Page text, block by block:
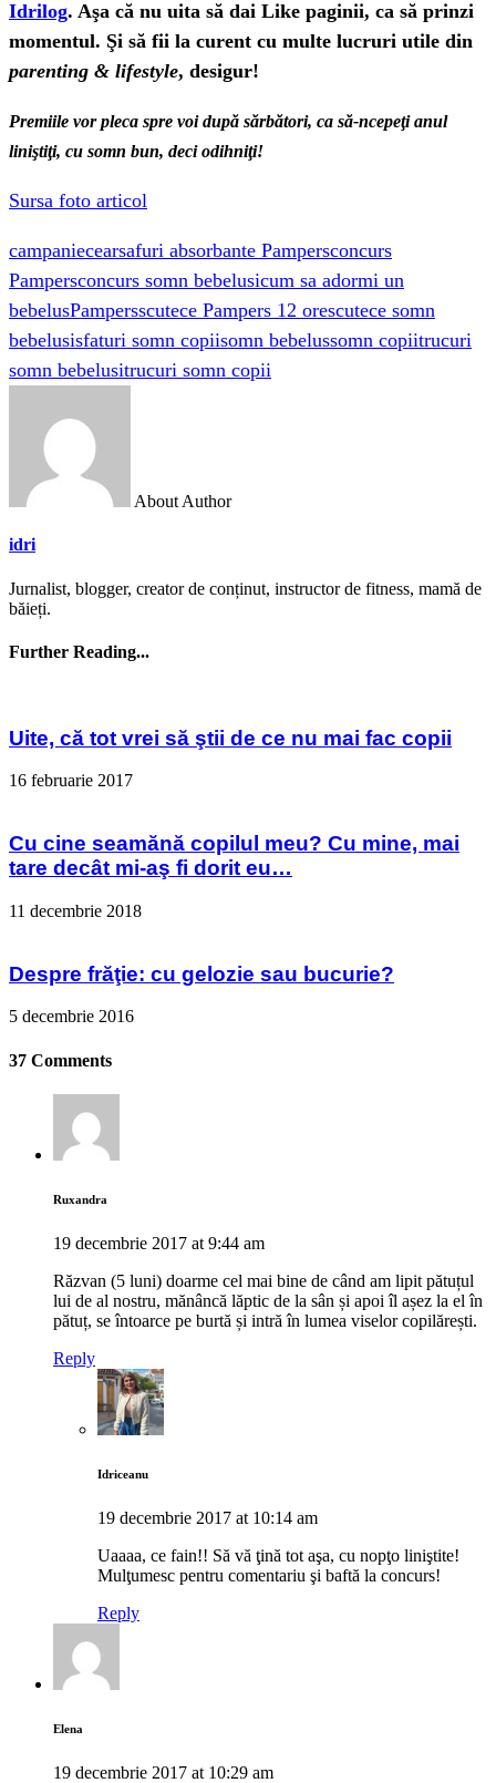
Idrilog. Aşa că nu uita să dai Like paginii, ca să prinzi
momentul. Şi să fii la curent cu multe lucruri utile din
parenting & lifestyle, desigur!
Premiile vor pleca spre voi după sărbători, ca să-ncepeţi anul
liniştiţi, cu somn bun, deci odihniţi!
Sursa foto articol
campaniecearsafuri absorbante Pampersconcurs
Pampersconcurs somn bebelusicum sa adormi un
bebelusPampersscutece Pampers 12 orescutece somn
bebelusisfaturi somn copiisomn bebelussomn copiitrucuri
somn bebelusitrucuri somn copii
About Author
idri
Jurnalist, blogger, creator de conținut, instructor de fitness, mamă de
băieți.
Further Reading...
Uite, că tot vrei să ştii de ce nu mai fac copii
16 februarie 2017
Cu cine seamănă copilul meu? Cu mine, mai
tare decât mi-aş fi dorit eu…
11 decembrie 2018
Despre frăţie: cu gelozie sau bucurie?
5 decembrie 2016
37 Comments
Ruxandra
19 decembrie 2017 at 9:44 am
Răzvan (5 luni) doarme cel mai bine de când am lipit pătuțul
lui de al nostru, mănâncă lăptic de la sân și apoi îl așez la el în
pătuț, se întoarce pe burtă și intră în lumea viselor copilărești.
Reply
Idriceanu
19 decembrie 2017 at 10:14 am
Uaaaa, ce fain!! Să vă ţină tot aşa, cu nopţo liniştite!
Mulţumesc pentru comentariu şi baftă la concurs!
Reply
Elena
19 decembrie 2017 at 10:29 am